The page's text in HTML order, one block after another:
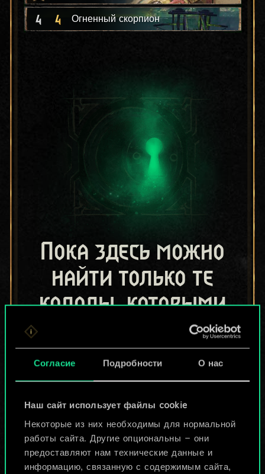
Согласие Подробности О нас
Наш сайт использует файлы cookie
Некоторые из них необходимы для нормальной
работы сайта. Другие опциональны — они
предоставляют нам технические данные и
информацию, связанную с содержимым сайта,
4 4 Огненный скорпион
Пока здесь можно
найти только те
колоды, которыми
поделились другие
игроки.
Но их может быть
больше!
Назвать колоду и описать её